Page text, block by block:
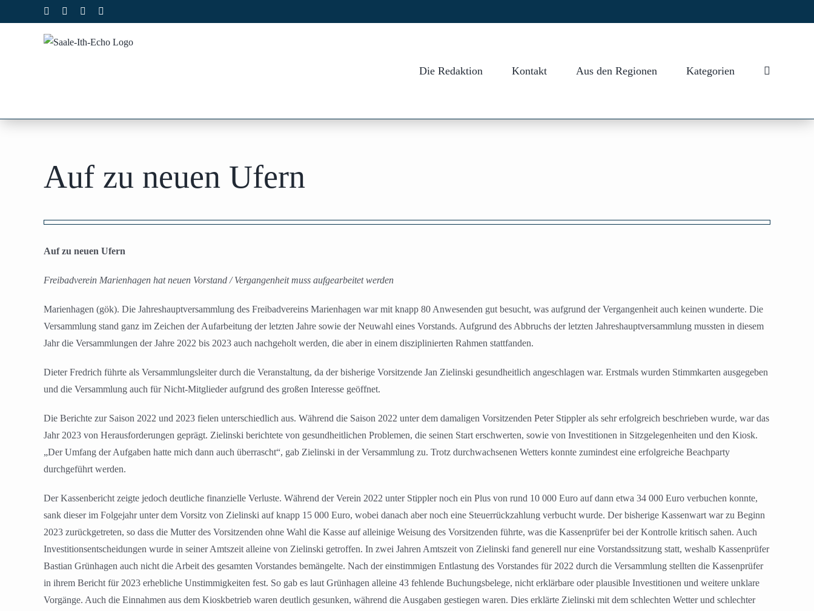
Inhalt
Facebook Instagram
Die Redaktion Kontakt Aus den Regionen Kategorien
Auf zu neuen Ufern
grösseres
Auf zu neuen Ufern
Freibadverein Marienhagen hat neuen Vorstand / Vergangenheit muss aufgearbeitet werden
Marienhagen (gök). Die Jahreshauptversammlung des Freibadvereins Marienhagen war mit knapp 80 Anwesenden gut besucht, was aufgrund der Vergangenheit auch keinen wunderte. Die
Versammlung stand ganz im Zeichen der Aufarbeitung der letzten Jahre sowie der Neuwahl eines Vorstands. Aufgrund des Abbruchs der letzten Jahreshauptversammlung mussten in diesem
Jahr die Versammlungen der Jahre 2022 bis 2023 auch nachgeholt werden, die aber in einem disziplinierten Rahmen stattfanden.
Dieter Fredrich führte als Versammlungsleiter durch die Veranstaltung, da der bisherige Vorsitzende Jan Zielinski gesundheitlich angeschlagen war. Erstmals wurden Stimmkarten ausgegeben
und die Versammlung auch für Nicht-Mitglieder aufgrund des großen Interesse geöffnet.
Die Berichte zur Saison 2022 und 2023 fielen unterschiedlich aus. Während die Saison 2022 unter dem damaligen Vorsitzenden Peter Stippler als sehr erfolgreich beschrieben wurde, war das
Jahr 2023 von Herausforderungen geprägt. Zielinski berichtete von gesundheitlichen Problemen, die seinen Start erschwerten, sowie von Investitionen in Sitzgelegenheiten und den Kiosk.
„Der Umfang der Aufgaben hatte mich dann auch überrascht“, gab Zielinski in der Versammlung zu. Trotz durchwachsenen Wetters konnte zumindest eine erfolgreiche Beachparty
durchgeführt werden.
Der Kassenbericht zeigte jedoch deutliche finanzielle Verluste. Während der Verein 2022 unter Stippler noch ein Plus von rund 10 000 Euro auf dann etwa 34 000 Euro verbuchen konnte,
sank dieser im Folgejahr unter dem Vorsitz von Zielinski auf knapp 15 000 Euro, wobei danach aber noch eine Steuerrückzahlung verbucht wurde. Der bisherige Kassenwart war zu Beginn
2023 zurückgetreten, so dass die Mutter des Vorsitzenden ohne Wahl die Kasse auf alleinige Weisung des Vorsitzenden führte, was die Kassenprüfer bei der Kontrolle kritisch sahen. Auch
Investitionsentscheidungen wurde in seiner Amtszeit alleine von Zielinski getroffen. In zwei Jahren Amtszeit von Zielinski fand generell nur eine Vorstandssitzung statt, weshalb Kassenprüfer
Bastian Grünhagen auch nicht die Arbeit des gesamten Vorstandes bemängelte. Nach der einstimmigen Entlastung des Vorstandes für 2022 durch die Versammlung stellten die Kassenprüfer
in ihrem Bericht für 2023 erhebliche Unstimmigkeiten fest. So gab es laut Grünhagen alleine 43 fehlende Buchungsbelege, nicht erklärbare oder plausible Investitionen und weitere unklare
Vorgänge. Auch die Einnahmen aus dem Kioskbetrieb waren deutlich gesunken, während die Ausgaben gestiegen waren. Dies erklärte Zielinski mit dem schlechten Wetter und schlechter